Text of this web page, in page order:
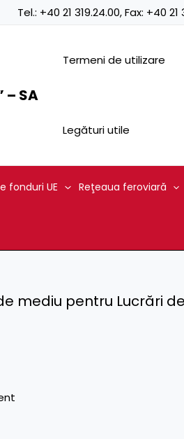
Tel.: +40 21 319.24.00, Fax: +40 21
– SA
Termeni de utilizare
Legături utile
fonduri UE Reţeaua feroviară
mediu pentru Lucrări